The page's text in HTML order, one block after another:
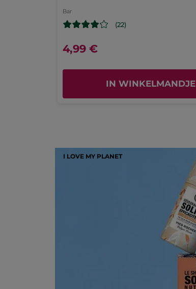
Bar
(22)
4,99 €
IN WINKELMANDJE
I LOVE MY PLANET